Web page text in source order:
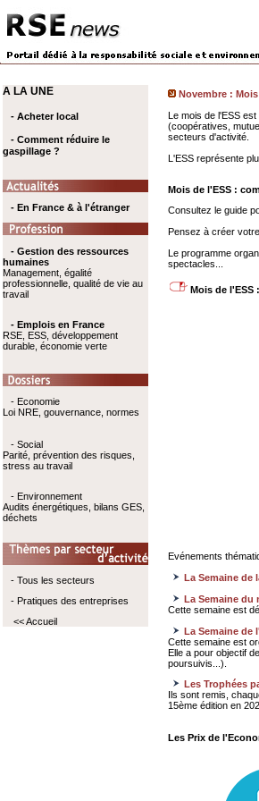
A LA UNE
- Acheter local
- Comment réduire le
gaspillage ?
- En France & à l'étranger
- Gestion des ressources
humaines
Management, égalité
professionnelle, qualité de vie au
travail
- Emplois en France
RSE, ESS, développement
durable, économie verte
- Economie
Loi NRE, gouvernance, normes
- Social
Parité, prévention des risques,
stress au travail
- Environnement
Audits énergétiques, bilans GES,
déchets
- Tous les secteurs
- Pratiques des entreprises
<< Accueil
Novembre :
Le mois de l'ESS est
(coopératives,
secteurs d'activité.
L'ESS représente
Mois de l'ESS :
Consultez le guide
Pensez à créer
Le programme
spectacles...
Mois de l'ESS
Evénements
La Semaine de
La Semaine du
Cette semaine est
La Semaine de
Cette semaine est
Elle a pour objectif
poursuivis...).
Les Trophées
Ils sont remis,
15ème édition en
Les Prix de